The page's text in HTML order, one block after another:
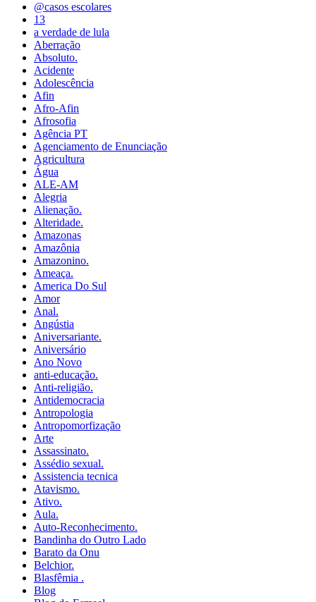
@casos escolares
13
a verdade de lula
Aberração
Absoluto.
Acidente
Adolescência
Afin
Afro-Afin
Afrosofia
Agência PT
Agenciamento de Enunciação
Agricultura
Água
ALE-AM
Alegria
Alienação.
Alteridade.
Amazonas
Amazônia
Amazonino.
Ameaça.
America Do Sul
Amor
Anal.
Angústia
Aniversariante.
Aniversário
Ano Novo
anti-educação.
Anti-religião.
Antidemocracia
Antropologia
Antropomorfização
Arte
Assassinato.
Assédio sexual.
Assistencia tecnica
Atavismo.
Ativo.
Aula.
Auto-Reconhecimento.
Bandinha do Outro Lado
Barato da Onu
Belchior.
Blasfêmia .
Blog